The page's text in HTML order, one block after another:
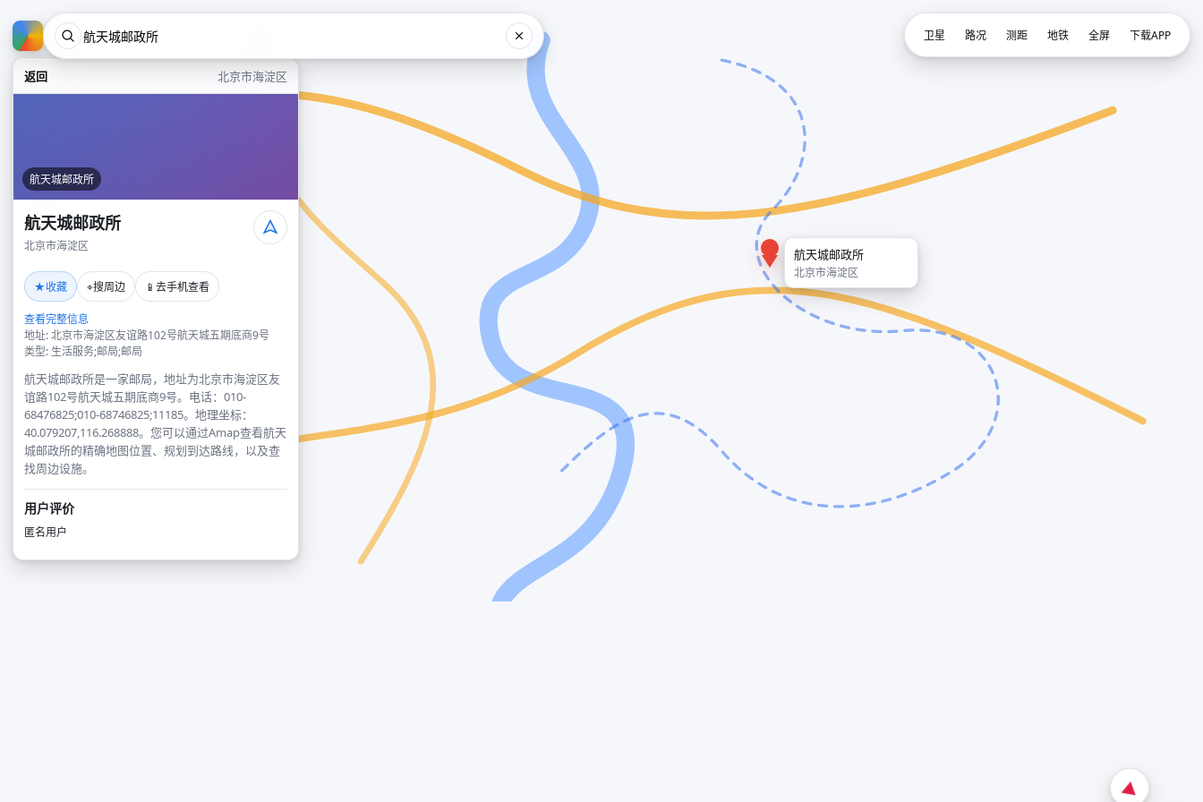
返回 北京市海淀区
航天城邮政所
航天城邮政所
北京市海淀区
★收藏 ⌖搜周边 📱 去手机查看
查看完整信息
地址: 北京市海淀区友谊路102号航天城五期底商9号
类型: 生活服务;邮局;邮局
航天城邮政所是一家邮局，地址为北京市海淀区友
谊路102号航天城五期底商9号。电话：010-
68476825;010-68746825;11185。地理坐标：
40.079207,116.268888。您可以通过Amap查看航天
城邮政所的精确地图位置、规划到达路线，以及查
找周边设施。
用户评价
匿名用户
航天城邮政所
北京市海淀区
卫星 路况 测距 地铁 全屏 下载APP